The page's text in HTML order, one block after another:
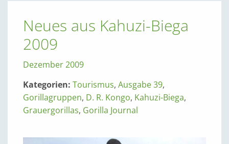
Neues aus Kahuzi-Biega
2009
Dezember 2009
Kategorien: Tourismus, Ausgabe 39,
Gorillagruppen, D. R. Kongo, Kahuzi-Biega,
Grauergorillas, Gorilla Journal